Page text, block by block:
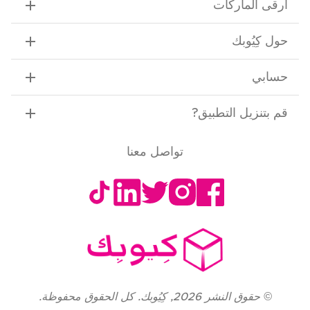
ارقى الماركات
حول كِيُوبك
حسابي
قم بتنزيل التطبيق?
تواصل معنا
©حقوق النشر 2026
, كِيُوبك. كل الحقوق محفوظة.